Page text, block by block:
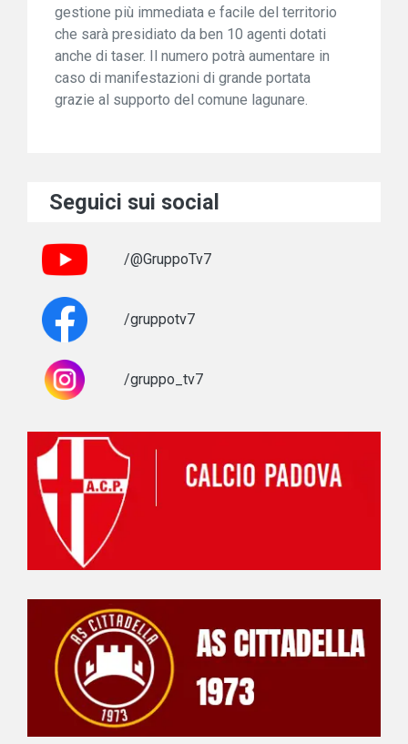
gestione più immediata e facile del territorio
che sarà presidiato da ben 10 agenti dotati
anche di taser. Il numero potrà aumentare in
caso di manifestazioni di grande portata
grazie al supporto del comune lagunare.
Seguici sui social
/@GruppoTv7
/gruppotv7
/gruppo_tv7